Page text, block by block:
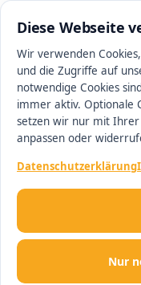
Diese Webseite
Wir verwenden
und die Zugriffe auf
notwendige Cookies
immer aktiv. Optionale
setzen wir nur mit Ihrer
anpassen oder
Datenschutzerklärung
Nur